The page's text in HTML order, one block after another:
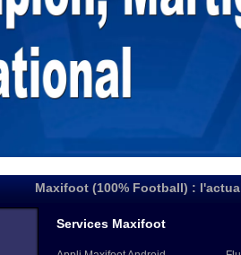
Maxifoot (100% Football) :
Services Maxifoot